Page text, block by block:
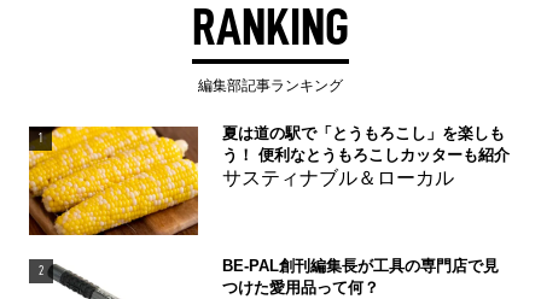
RANKING
編集部記事ランキング
1
夏は道の駅で「とうもろこし」を楽しも
う！ 便利なとうもろこしカッターも紹介
サスティナブル＆ローカル
2
BE-PAL創刊編集長が工具の専門店で見
つけた愛用品って何？